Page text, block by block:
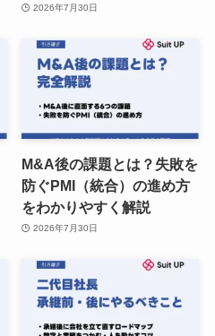
2026年7月30日
M&A後の課題とは？失敗を
防ぐPMI（統合）の進め方
をわかりやすく解説
2026年7月30日